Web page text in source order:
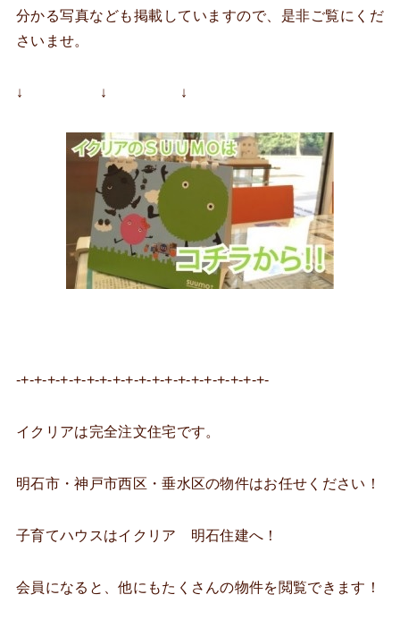
分かる写真なども掲載していますので、是非ご覧にくだ
さいませ。
↓ ↓ ↓
-+-+-+-+-+-+-+-+-+-+-+-+-+-+-+-+-+-+-+-
イクリアは完全注文住宅です。
明石市・神戸市西区・垂水区の物件はお任せください！
子育てハウスはイクリア 明石住建へ！
会員になると、他にもたくさんの物件を閲覧できます！